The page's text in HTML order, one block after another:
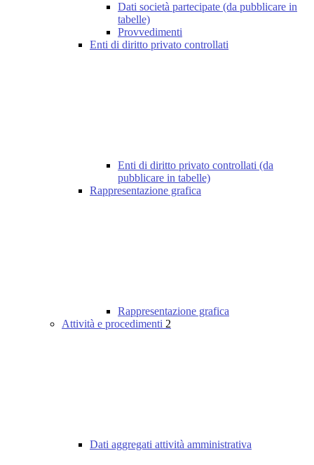
Dati società partecipate (da pubblicare in
tabelle)
Provvedimenti
Enti di diritto privato controllati
Enti di diritto privato controllati (da
pubblicare in tabelle)
Rappresentazione grafica
Rappresentazione grafica
Attività e procedimenti 2
Dati aggregati attività amministrativa